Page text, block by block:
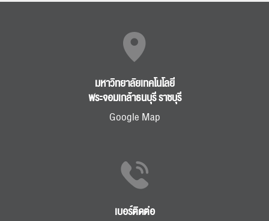
มหาวิทยาลัยเทคโนโลยี
พระจอมเกล้าธนบุรี ราชบุรี
Google Map
เบอร์ติดต่อ